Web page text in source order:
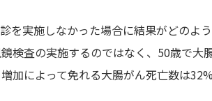
を実施しなかった場合に結果がどのよ
検査の実施するのではなく、50歳で
加によって免れる大腸がん死亡数は